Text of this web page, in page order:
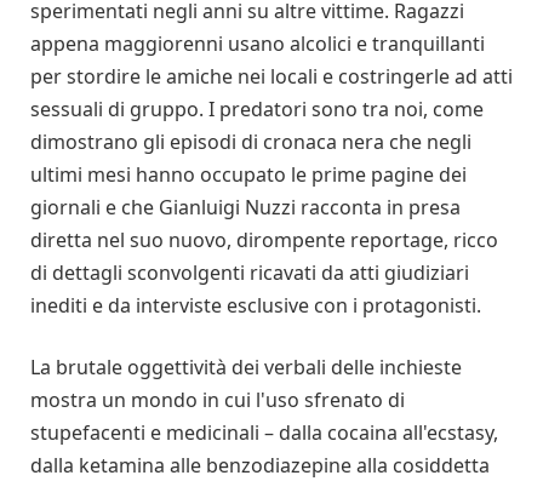
sperimentati negli anni su altre vittime. Ragazzi
appena maggiorenni usano alcolici e tranquillanti
per stordire le amiche nei locali e costringerle ad atti
sessuali di gruppo. I predatori sono tra noi, come
dimostrano gli episodi di cronaca nera che negli
ultimi mesi hanno occupato le prime pagine dei
giornali e che Gianluigi Nuzzi racconta in presa
diretta nel suo nuovo, dirompente reportage, ricco
di dettagli sconvolgenti ricavati da atti giudiziari
inediti e da interviste esclusive con i protagonisti.
La brutale oggettività dei verbali delle inchieste
mostra un mondo in cui l'uso sfrenato di
stupefacenti e medicinali – dalla cocaina all'ecstasy,
dalla ketamina alle benzodiazepine alla cosiddetta